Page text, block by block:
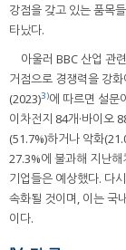
강점을 갖고 있는 품목
타났다.
아울러 BBC 산업 관
거점으로 경쟁력을 강
(2023)3)에 따르면 설문
이차전지 84개·바이오
(51.7%)하거나 악화
27.3%에 불과해 지난
기업들은 예상했다. 다
속화될 것이며, 이는 국
이다.